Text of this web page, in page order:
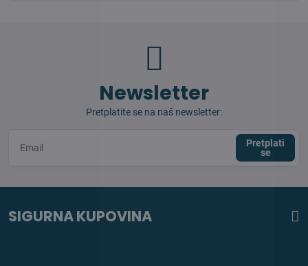
Newsletter
Pretplatite se na naš newsletter:
Pretplati
se
SIGURNA KUPOVINA